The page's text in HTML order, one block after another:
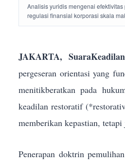
Analisis yuridis mengenai
regulasi finansial korporasi skala
JAKARTA,
pergeseran orientasi yang
menitikberatkan pada
keadilan restoratif
memberikan kepastian,
Penerapan doktrin